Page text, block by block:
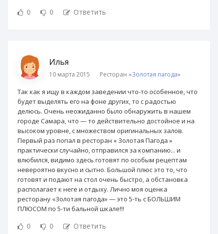
0 0 Ответить
Илья
10 марта 2015 Ресторан «Золотая пагода»
Так как я ищу в каждом заведении что-то особенное, что
будет выделять его на фоне других, то с радостью
делюсь. Очень неожиданно было обнаружить в нашем
городе Самара, что — то действительно достойное и на
высоком уровне, с множеством оригинальных залов.
Первый раз попал в ресторан « Золотая Пагода »
практически случайно, отправился за компанию... и
влюбился, видимо здесь готовят по особым рецептам
невероятно вкусно и сытно. Большой плюс это то, что
готовят и подают на стол очень быстро, а обстановка
располагает к неге и отдыху. Лично моя оценка
ресторану «Золотая пагода» — это 5-ть с БОЛЬШИМ
ПЛЮСОМ по 5-ти бальной шкале!!!
0 0 Ответить